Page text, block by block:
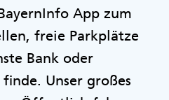
App zum
freie Parkplätze
Bank oder
Unser großes